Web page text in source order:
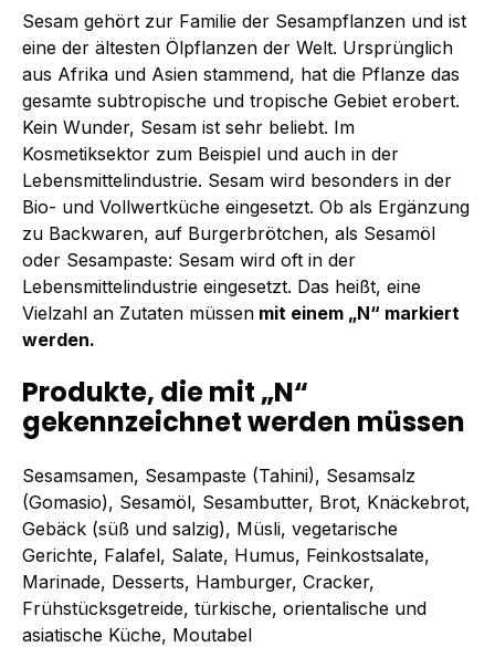
Sesam gehört zur Familie der Sesampflanzen und ist
eine der ältesten Ölpflanzen der Welt. Ursprünglich
aus Afrika und Asien stammend, hat die Pflanze das
gesamte subtropische und tropische Gebiet erobert.
Kein Wunder, Sesam ist sehr beliebt. Im
Kosmetiksektor zum Beispiel und auch in der
Lebensmittelindustrie. Sesam wird besonders in der
Bio- und Vollwertküche eingesetzt. Ob als Ergänzung
zu Backwaren, auf Burgerbrötchen, als Sesamöl
oder Sesampaste: Sesam wird oft in der
Lebensmittelindustrie eingesetzt. Das heißt, eine
Vielzahl an Zutaten müssen mit einem „N“ markiert
werden.
Produkte, die mit „N“
gekennzeichnet werden müssen
Sesamsamen, Sesampaste (Tahini), Sesamsalz
(Gomasio), Sesamöl, Sesambutter, Brot, Knäckebrot,
Gebäck (süß und salzig), Müsli, vegetarische
Gerichte, Falafel, Salate, Humus, Feinkostsalate,
Marinade, Desserts, Hamburger, Cracker,
Frühstücksgetreide, türkische, orientalische und
asiatische Küche, Moutabel